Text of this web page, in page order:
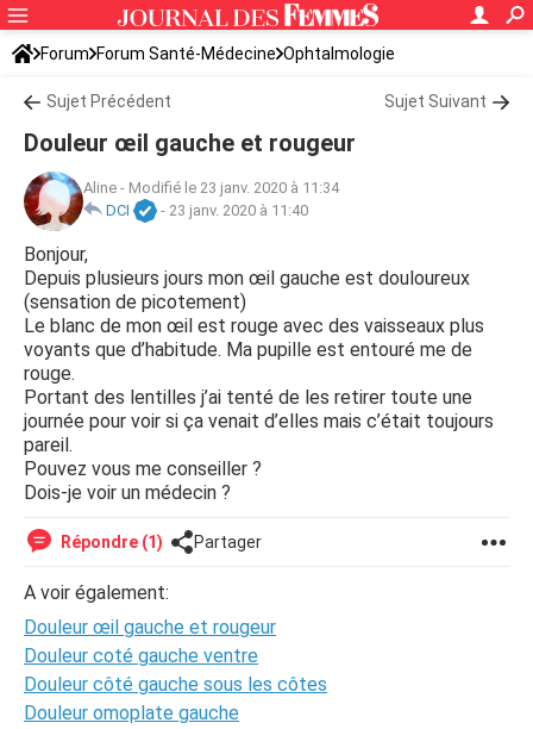
Forum Forum Santé-Médecine Ophtalmologie
Sujet Précédent Sujet Suivant
Douleur œil gauche et rougeur
Aline - Modifié le 23 janv. 2020 à 11:34
DCI
- 23 janv. 2020 à 11:40
Bonjour,
Depuis plusieurs jours mon œil gauche est douloureux
(sensation de picotement)
Le blanc de mon œil est rouge avec des vaisseaux plus
voyants que d’habitude. Ma pupille est entouré me de
rouge.
Portant des lentilles j’ai tenté de les retirer toute une
journée pour voir si ça venait d’elles mais c’était toujours
pareil.
Pouvez vous me conseiller ?
Dois-je voir un médecin ?
Répondre (1) Partager
A voir également:
Douleur œil gauche et rougeur
Douleur coté gauche ventre
Douleur côté gauche sous les côtes
Douleur omoplate gauche